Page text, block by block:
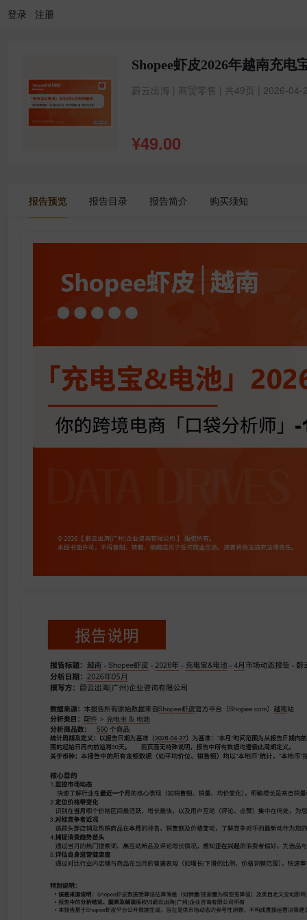
登录 注册
Shopee虾皮2026年越南充
蔚云出海 | 商贸零售 | 共49页 | 2026-04-
¥49.00
报告预览 报告目录 报告简介 购买须知